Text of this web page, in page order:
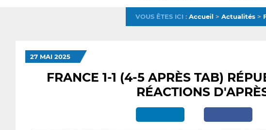
VOUS ÊTES ICI : Accueil > Actualités>
27 MAI 2025
FRANCE 1-1 (4-5 APRÈS TAB)
RÉACTIONS